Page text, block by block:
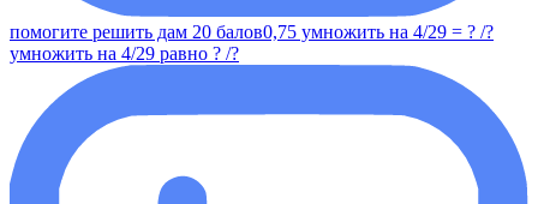
помогите решить дам 20 балов0,75 умножить на 4/29 = ? /?
умножить на 4/29 равно ? /?